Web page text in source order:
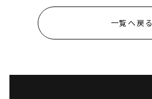
一覧へ戻る